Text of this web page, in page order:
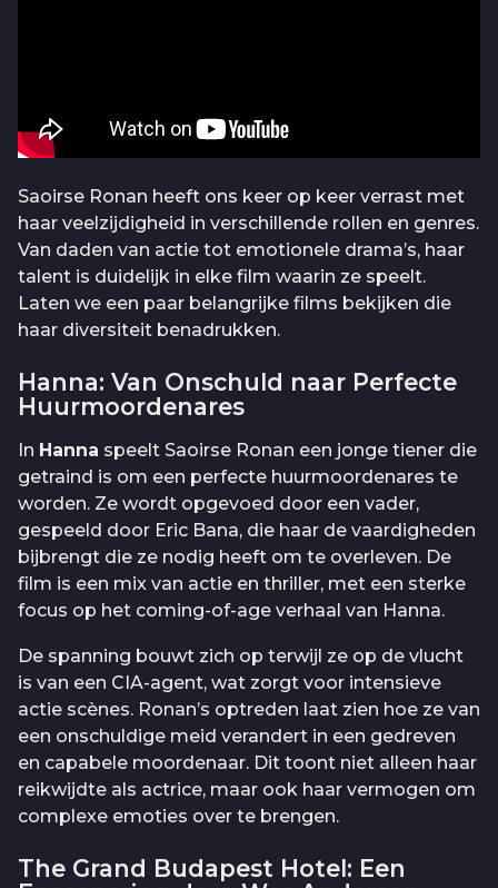
Saoirse Ronan heeft ons keer op keer verrast met
haar veelzijdigheid in verschillende rollen en genres.
Van daden van actie tot emotionele drama’s, haar
talent is duidelijk in elke film waarin ze speelt.
Laten we een paar belangrijke films bekijken die
haar diversiteit benadrukken.
Hanna: Van Onschuld naar Perfecte
Huurmoordenares
In Hanna speelt Saoirse Ronan een jonge tiener die
getraind is om een perfecte huurmoordenares te
worden. Ze wordt opgevoed door een vader,
gespeeld door Eric Bana, die haar de vaardigheden
bijbrengt die ze nodig heeft om te overleven. De
film is een mix van actie en thriller, met een sterke
focus op het coming-of-age verhaal van Hanna.
De spanning bouwt zich op terwijl ze op de vlucht
is van een CIA-agent, wat zorgt voor intensieve
actie scènes. Ronan’s optreden laat zien hoe ze van
een onschuldige meid verandert in een gedreven
en capabele moordenaar. Dit toont niet alleen haar
reikwijdte als actrice, maar ook haar vermogen om
complexe emoties over te brengen.
The Grand Budapest Hotel: Een